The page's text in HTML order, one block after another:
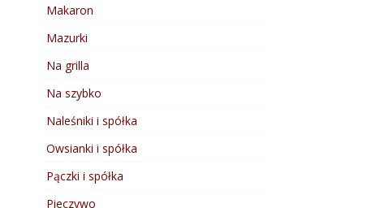
Makaron
Mazurki
Na grilla
Na szybko
Naleśniki i spółka
Owsianki i spółka
Pączki i spółka
Pieczywo